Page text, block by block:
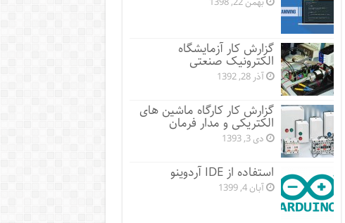
گزارش کار آزمایشگاه
الکترونیک صنعتی
آذر 28, 1392
گزارش کار کارگاه ماشین های
الکتریکی و مدار فرمان
دی 3, 1393
استفاده از IDE آردوینو
آبان 4, 1399